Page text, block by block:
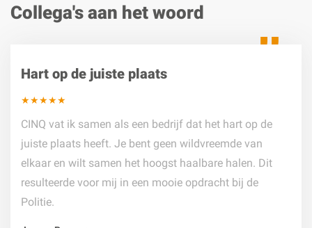
Collega's aan het woord
Hart op de juiste plaats
★★★★★
CINQ vat ik samen als een bedrijf dat het hart op de
juiste plaats heeft. Je bent geen wildvreemde van
elkaar en wilt samen het hoogst haalbare halen. Dit
resulteerde voor mij in een mooie opdracht bij de
Politie.